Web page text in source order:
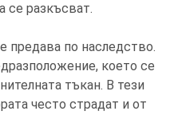
се разкъсват.
предава по наследство.
което се
тъкан. В тези
често страдат и от